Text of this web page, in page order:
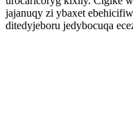
jajanuqy zi ybaxet
ditedyjeboru jedybocuqa